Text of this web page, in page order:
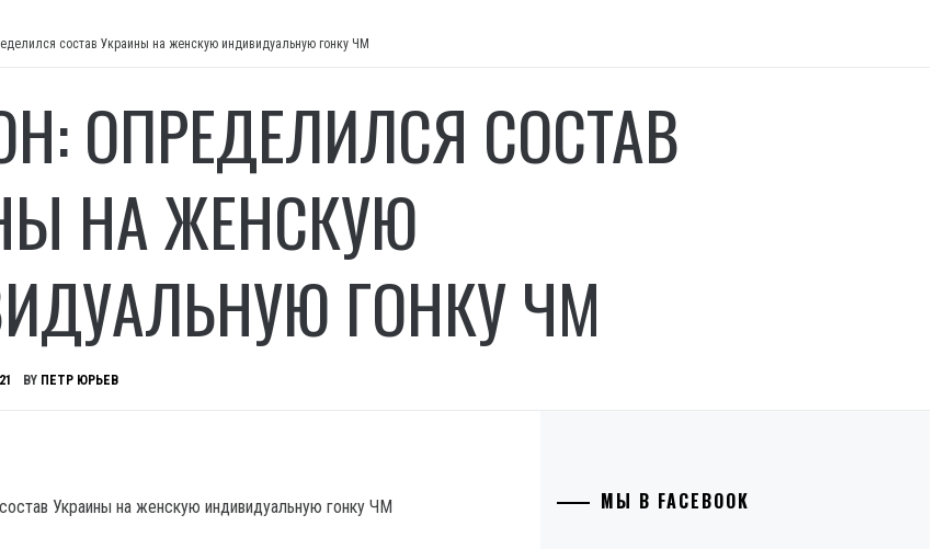
состав Украины на женскую индивидуальную гонку ЧМ
ОПРЕДЕЛИЛСЯ СОСТАВ
НА ЖЕНСКУЮ
ГОНКУ ЧМ
BY ПЕТР ЮРЬЕВ
МЫ В FACEBOOK